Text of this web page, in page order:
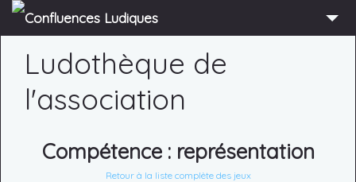
ADHÉRER
Ludothèque de
l'association
Compétence : représentation
Retour à la liste complète des jeux